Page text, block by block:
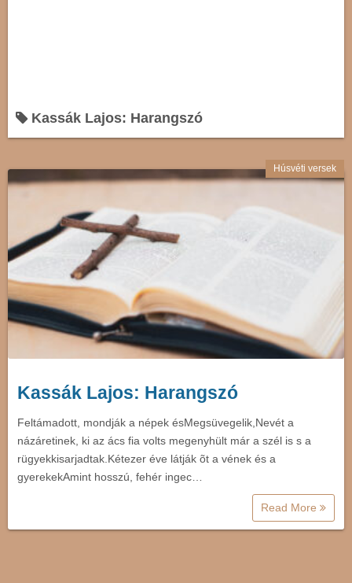
Kassák Lajos: Harangszó
Húsvéti versek
Kassák Lajos: Harangszó
Feltámadott, mondják a népek ésMegsüvegelik,Nevét a
názáretinek, ki az ács fia volts megenyhült már a szél is s a
rügyekkisarjadtak.Kétezer éve látják õt a vének és a
gyerekekAmint hosszú, fehér ingec…
Read More